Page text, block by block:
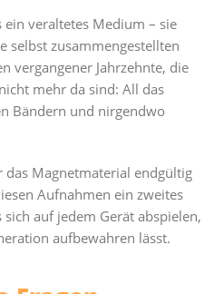
veraltetes Medium – sie
selbst zusammengestellten
vergangener Jahrzehnte, die
mehr da sind: All das
Bändern und nirgendwo
Magnetmaterial endgültig
Aufnahmen ein zweites
auf jedem Gerät abspielen,
aufbewahren lässt.